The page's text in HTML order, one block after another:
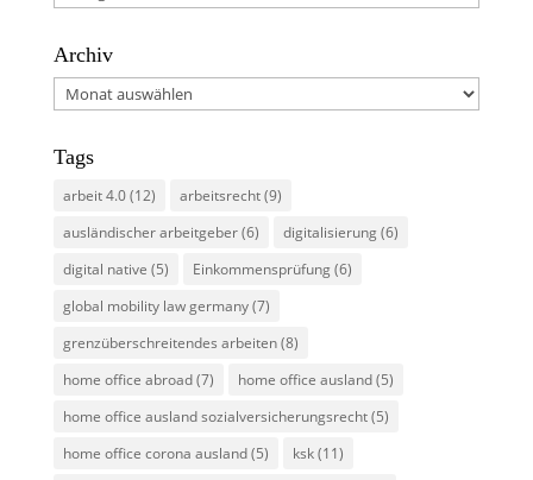
Archiv
Archiv
Tags
arbeit 4.0(12) arbeitsrecht(9)
ausländischer arbeitgeber(6) digitalisierung(6)
digital native (5) Einkommensprüfung(6)
global mobility law germany(7)
grenzüberschreitendes arbeiten(8)
home office abroad(7) home office ausland(5)
home office ausland sozialversicherungsrecht(5)
home office corona ausland(5) ksk(11)